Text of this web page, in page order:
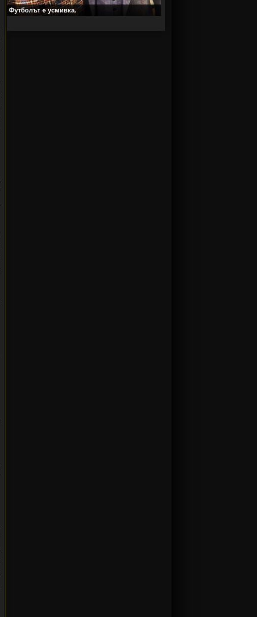
Футболът е усмивка.